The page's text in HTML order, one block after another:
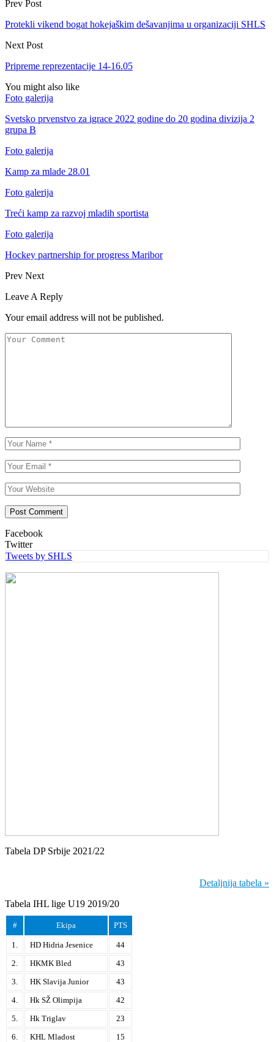
Prev Post
Protekli vikend bogat hokejaškim dešavanjima u organizaciji SHLS
Next Post
Pripreme reprezentacije 14-16.05
You might also like
Foto galerija
Svetsko prvenstvo za igrace 2022 godine do 20 godina divizija 2
grupa B
Foto galerija
Kamp za mlade 28.01
Foto galerija
Treći kamp za razvoj mladih sportista
Foto galerija
Hockey partnership for progress Maribor
Prev Next
Leave A Reply
Your email address will not be published.
Facebook
Twitter
Tweets by SHLS
Tabela DP Srbije 2021/22
Detaljnija tabela »
Tabela IHL lige U19 2019/20
# Ekipa PTS
1. HD Hidria Jesenice
44
2.
HKMK Bled
43
3.
HK Slavija Junior
43
4.
Hk SŽ Olimpija
42
5.
Hk Triglav
23
6.
KHL Mladost
15